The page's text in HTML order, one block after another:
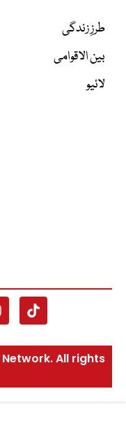
طرزِ زندگی
بین الاقوامی
لائیو
All rights